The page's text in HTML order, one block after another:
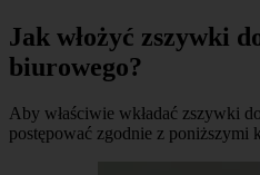
Jak włożyć zszywki
biurowego?
Aby właściwie wkładać zszywki
postępować zgodnie z poniższymi